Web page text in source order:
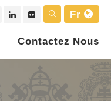
Fr
Contactez Nous